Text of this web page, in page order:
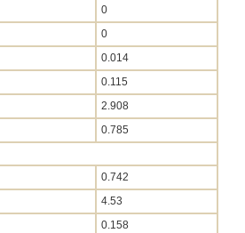
0
0
0.014
0.115
2.908
0.785
0.742
4.53
0.158